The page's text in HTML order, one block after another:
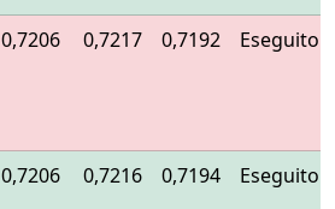
0,7206 0,7217 0,7192 Eseguito
0,7206 0,7216 0,7194 Eseguito